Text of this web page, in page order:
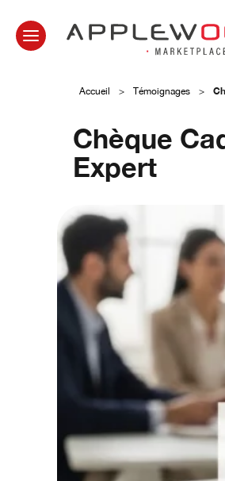
Accueil > Témoignages >
Chèque
Expert